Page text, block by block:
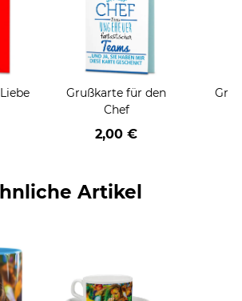
Grußkarte für den
Chef
2,00 €
Artikel